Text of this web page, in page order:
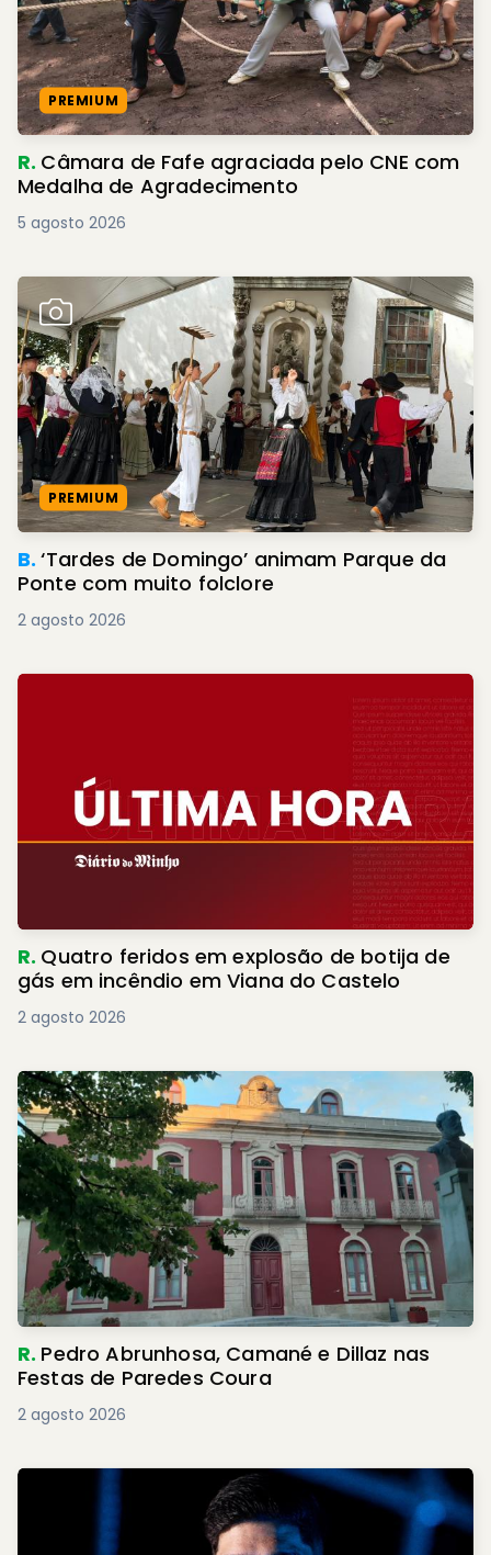
PREMIUM
R. Câmara de Fafe agraciada pelo CNE com
Medalha de Agradecimento
5 agosto 2026
PREMIUM
B.‘Tardes de Domingo’ animam Parque da
Ponte com muito folclore
2 agosto 2026
R. Quatro feridos em explosão de botija de
gás em incêndio em Viana do Castelo
2 agosto 2026
R. Pedro Abrunhosa, Camané e Dillaz nas
Festas de Paredes Coura
2 agosto 2026